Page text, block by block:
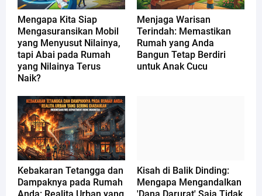
Mengapa Kita Siap
Mengasuransikan Mobil
yang Menyusut Nilainya,
tapi Abai pada Rumah
yang Nilainya Terus
Naik?
Menjaga Warisan
Terindah: Memastikan
Rumah yang Anda
Bangun Tetap Berdiri
untuk Anak Cucu
Kebakaran Tetangga dan
Dampaknya pada Rumah
Anda: Realita Urban yang
Kisah di Balik Dinding:
Mengapa Mengandalkan
'Dana Darurat' Saja Tidak